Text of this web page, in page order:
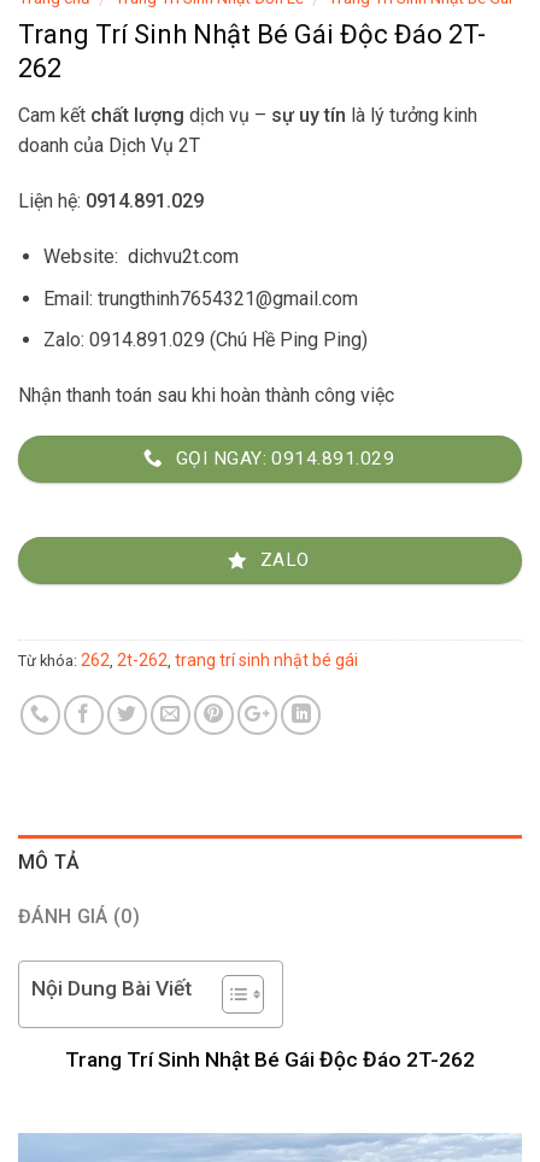
Trang Trí Sinh Nhật Bé Gái Độc Đáo 2T-
262
Cam kết chất lượng dịch vụ – sự uy tín là lý tưởng kinh
doanh của Dịch Vụ 2T
Liện hệ: 0914.891.029
Website: dichvu2t.com
Email: trungthinh7654321@gmail.com
Zalo: 0914.891.029 (Chú Hề Ping Ping)
Nhận thanh toán sau khi hoàn thành công việc
GỌI NGAY: 0914.891.029
ZALO
Từ khóa: 262 2t-262 trang trí sinh nhật bé gái
MÔ TẢ
ĐÁNH GIÁ (0)
Nội Dung Bài Viết
Trang Trí Sinh Nhật Bé Gái Độc Đáo 2T-262